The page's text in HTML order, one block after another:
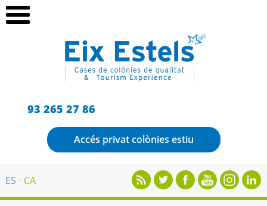
93 265 27 86
Accés privat colònies estiu
ES CA